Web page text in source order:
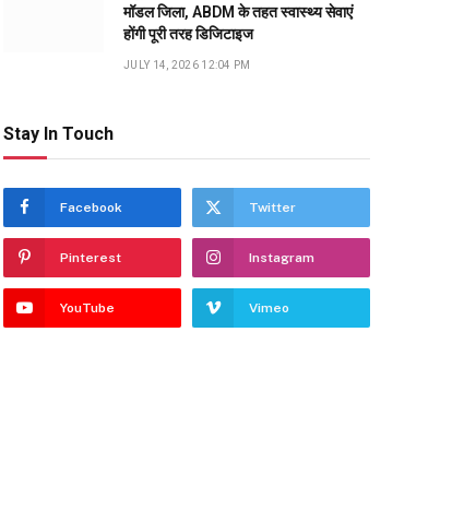
मॉडल जिला, ABDM के तहत स्वास्थ्य सेवाएं
होंगी पूरी तरह डिजिटाइज
JULY 14, 2026 12:04 PM
Stay In Touch
Facebook Twitter
Pinterest Instagram
YouTube Vimeo